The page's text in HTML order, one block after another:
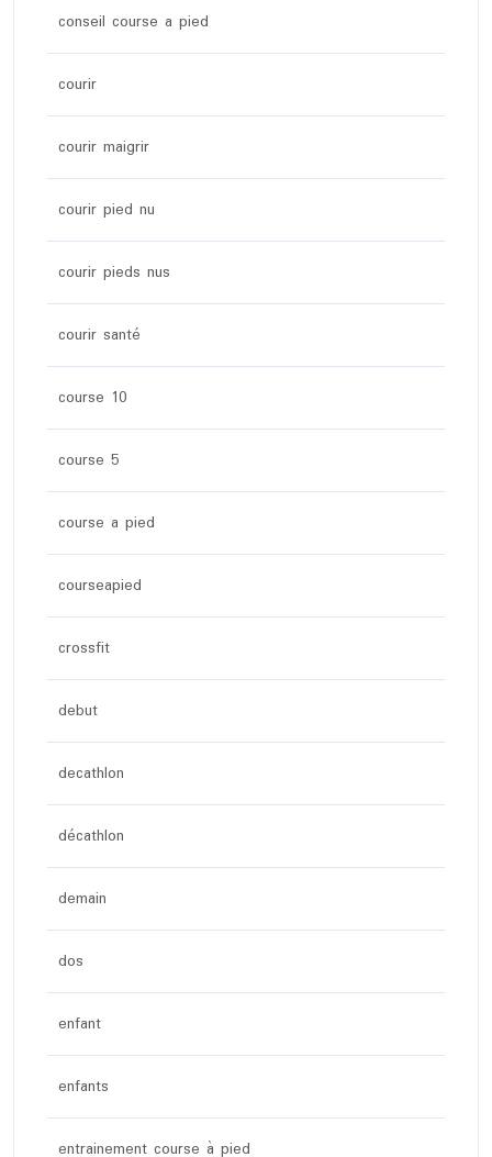
conseil course a pied
courir
courir maigrir
courir pied nu
courir pieds nus
courir santé
course 10
course 5
course a pied
courseapied
crossfit
debut
decathlon
décathlon
demain
dos
enfant
enfants
entrainement course à pied